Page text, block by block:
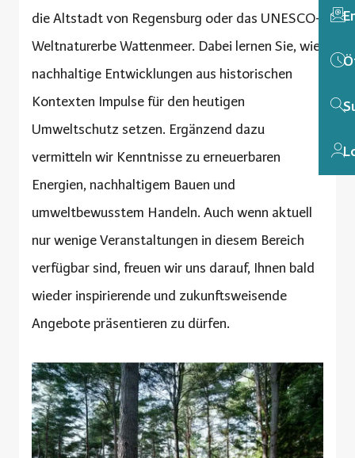
die Altstadt von Regensburg oder das UNESCO-
Weltnaturerbe Wattenmeer. Dabei lernen Sie, wie
nachhaltige Entwicklungen aus historischen
Kontexten Impulse für den heutigen
Umweltschutz setzen. Ergänzend dazu
vermitteln wir Kenntnisse zu erneuerbaren
Energien, nachhaltigem Bauen und
umweltbewusstem Handeln. Auch wenn aktuell
nur wenige Veranstaltungen in diesem Bereich
verfügbar sind, freuen wir uns darauf, Ihnen bald
wieder inspirierende und zukunftsweisende
Angebote präsentieren zu dürfen.